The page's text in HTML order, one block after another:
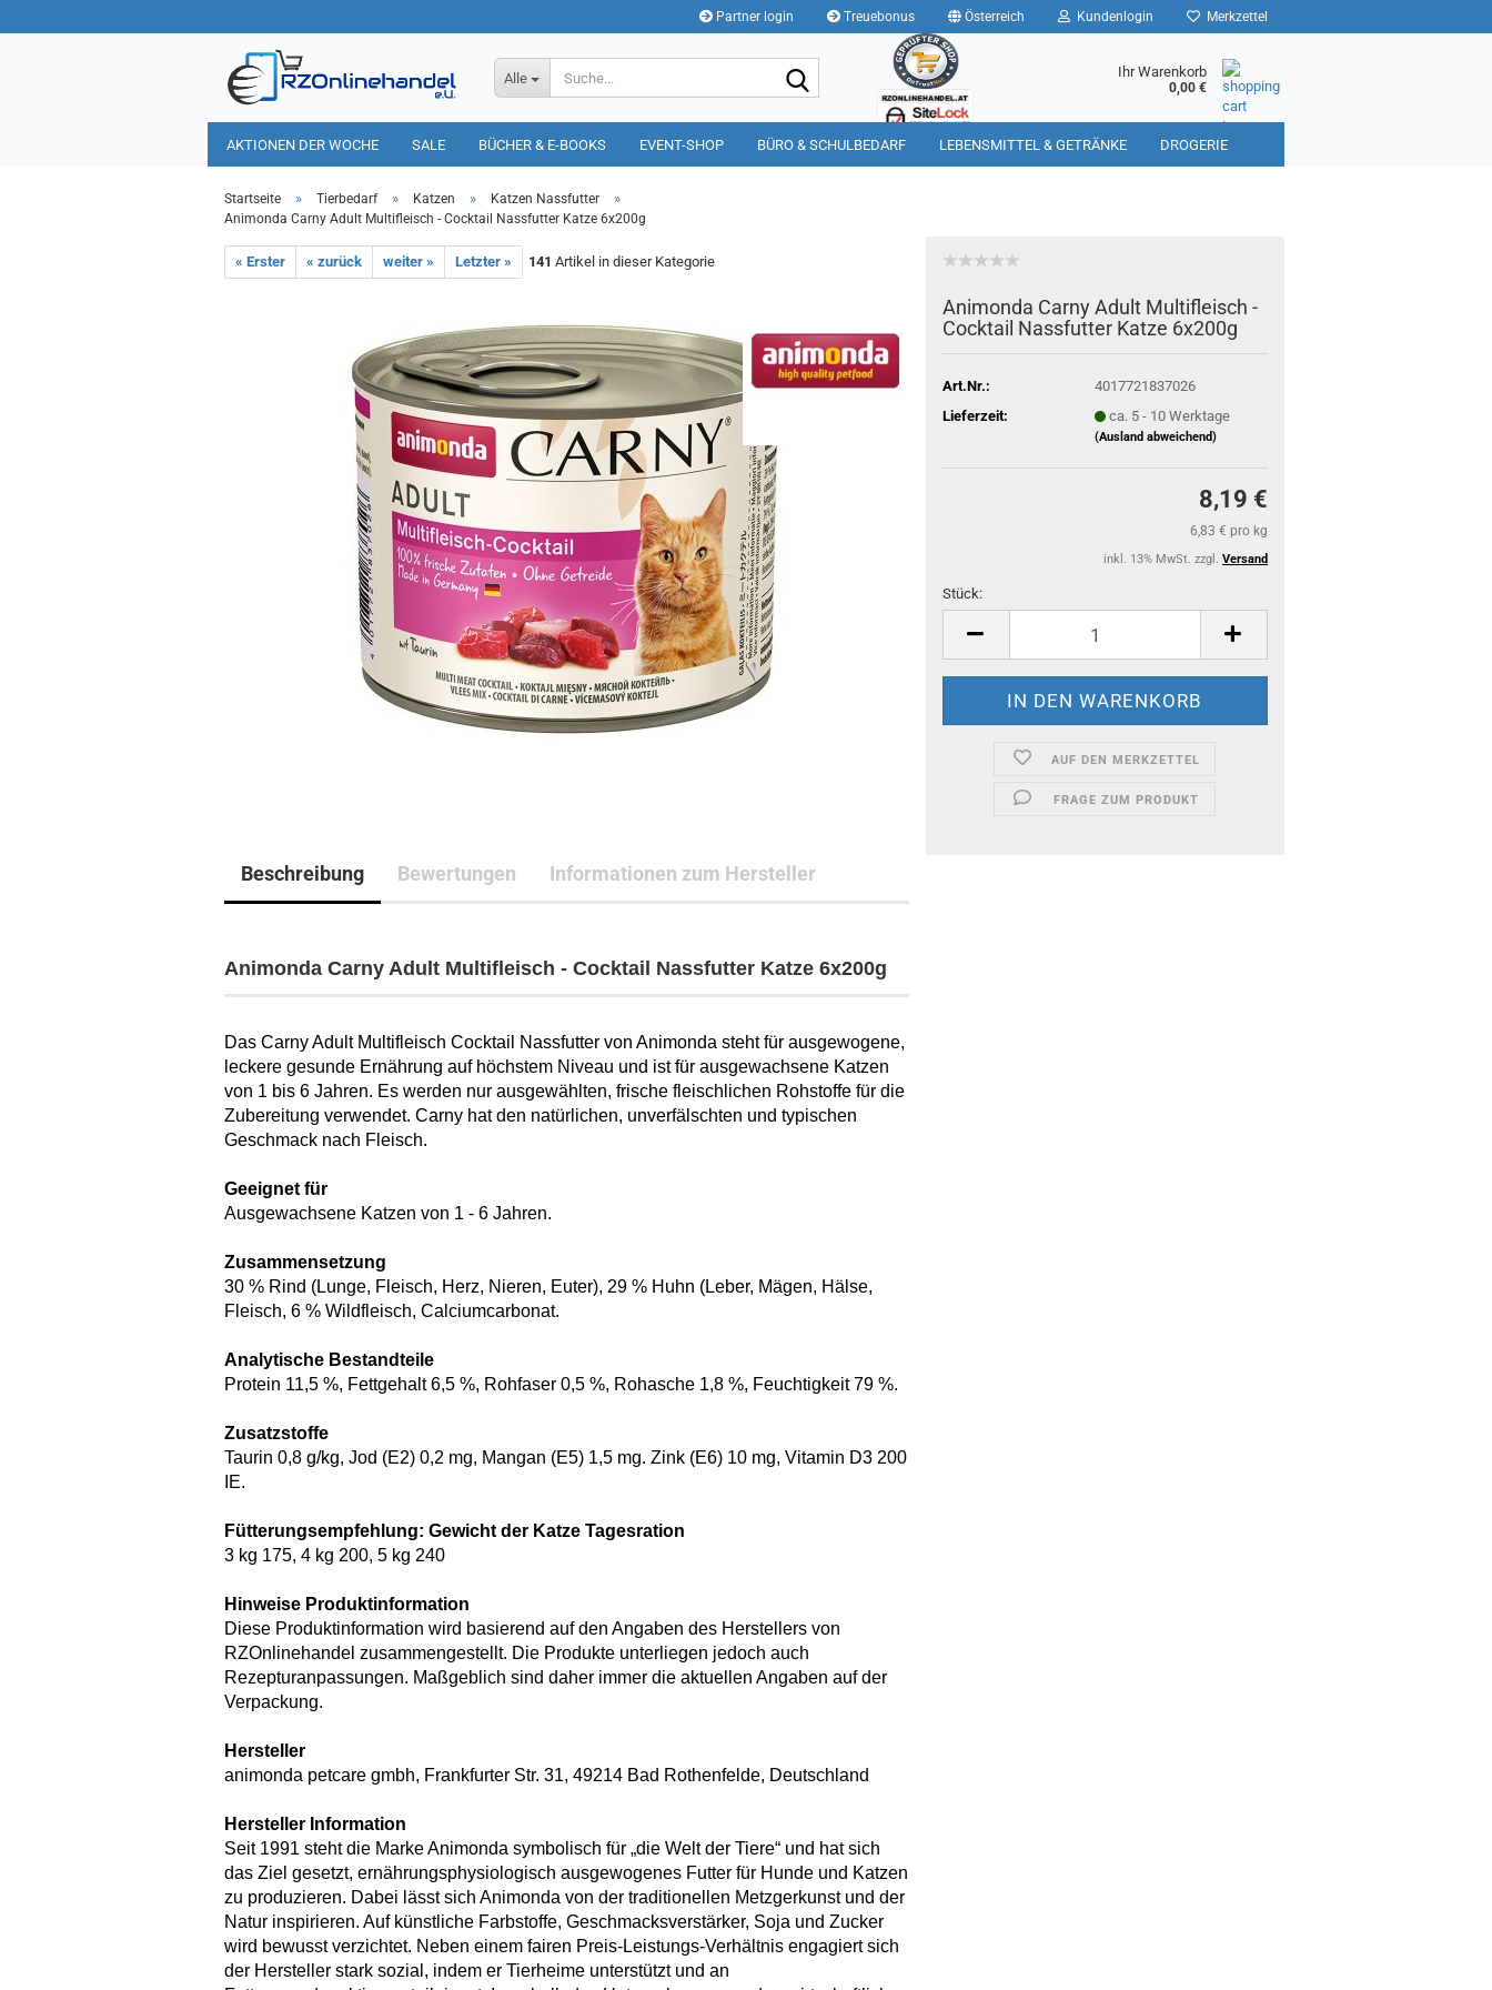
Partner login Treuebonus Österreich Kundenlogin Merkzettel
Alle Ihr Warenkorb
0,00 €
AKTIONEN DER WOCHE SALE BÜCHER & E-BOOKS EVENT-SHOP BÜRO & SCHULBEDARF LEBENSMITTEL & GETRÄNKE DROGERIE
HAUSHALT TIERBEDARF
Startseite » Tierbedarf » Katzen » Katzen Nassfutter »
Animonda Carny Adult Multifleisch - Cocktail Nassfutter Katze 6x200g
« Erster « zurück weiter » Letzter » 141 Artikel in dieser Kategorie
Animonda Carny Adult Multifleisch -
Cocktail Nassfutter Katze 6x200g
Art.Nr.:
4017721837026
Lieferzeit:
ca. 5 - 10 Werktage
(Ausland abweichend)
8,19 €
6,83 € pro kg
inkl. 13% MwSt. zzgl. Versand
Stück:
Stück
AUF DEN MERKZETTEL
FRAGE ZUM PRODUKT
Beschreibung Bewertungen Informationen zum Hersteller
Animonda Carny Adult Multifleisch - Cocktail Nassfutter Katze 6x200g
Das Carny Adult Multifleisch Cocktail Nassfutter von Animonda steht für ausgewogene,
leckere gesunde Ernährung auf höchstem Niveau und ist für ausgewachsene Katzen
von 1 bis 6 Jahren. Es werden nur ausgewählten, frische fleischlichen Rohstoffe für die
Zubereitung verwendet. Carny hat den natürlichen, unverfälschten und typischen
Geschmack nach Fleisch.
Geeignet für
Ausgewachsene Katzen von 1 - 6 Jahren.
Zusammensetzung
30 % Rind (Lunge, Fleisch, Herz, Nieren, Euter), 29 % Huhn (Leber, Mägen, Hälse,
Fleisch, 6 % Wildfleisch, Calciumcarbonat.
Analytische Bestandteile
Protein 11,5 %, Fettgehalt 6,5 %, Rohfaser 0,5 %, Rohasche 1,8 %, Feuchtigkeit 79 %.
Zusatzstoffe
Taurin 0,8 g/kg, Jod (E2) 0,2 mg, Mangan (E5) 1,5 mg. Zink (E6) 10 mg, Vitamin D3 200
IE.
Fütterungsempfehlung: Gewicht der Katze Tagesration
3 kg 175, 4 kg 200, 5 kg 240
Hinweise Produktinformation
Diese Produktinformation wird basierend auf den Angaben des Herstellers von
RZOnlinehandel zusammengestellt. Die Produkte unterliegen jedoch auch
Rezepturanpassungen. Maßgeblich sind daher immer die aktuellen Angaben auf der
Verpackung.
Hersteller
animonda petcare gmbh, Frankfurter Str. 31, 49214 Bad Rothenfelde, Deutschland
Hersteller Information
Seit 1991 steht die Marke Animonda symbolisch für „die Welt der Tiere“ und hat sich
das Ziel gesetzt, ernährungsphysiologisch ausgewogenes Futter für Hunde und Katzen
zu produzieren. Dabei lässt sich Animonda von der traditionellen Metzgerkunst und der
Natur inspirieren. Auf künstliche Farbstoffe, Geschmacksverstärker, Soja und Zucker
wird bewusst verzichtet. Neben einem fairen Preis-Leistungs-Verhältnis engagiert sich
der Hersteller stark sozial, indem er Tierheime unterstützt und an